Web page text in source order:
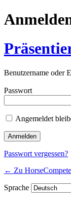
Benutzername oder
Passwort
Angemeldet
Passwort vergessen?
← Zu
Sprache